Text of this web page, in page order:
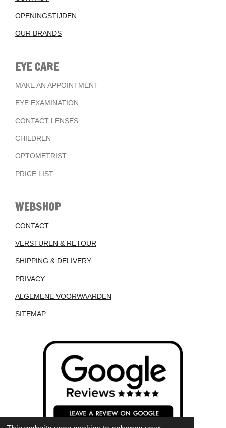
OPENINGSTIJDEN
OUR BRANDS
EYE CARE
MAKE AN APPOINTMENT
EYE EXAMINATION
CONTACT LENSES
CHILDREN
OPTOMETRIST
PRICE LIST
WEBSHOP
CONTACT
VERSTUREN & RETOUR
SHIPPING & DELIVERY
PRIVACY
ALGEMENE VOORWAARDEN
SITEMAP